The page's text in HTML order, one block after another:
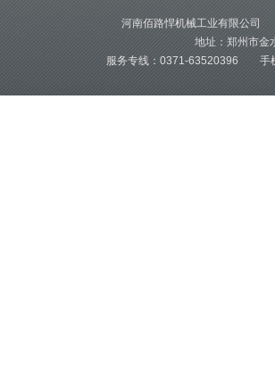
河南佰路悍机械工业有限公
地址：郑州市
服务专线：0371-63520396 手